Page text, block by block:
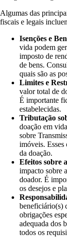
Algumas das
fiscais e legais
Isenções e
vida podem
imposto de
de bens.
quais são as
Limites e
valor total de
É importante
estabelecidas.
Tributação
doação em
sobre
imóveis. Esses
da doação.
Efeitos sobre
impacto sobre
doador. É
os desejos e
beneficiário(s)
obrigações
adequada dos
todos os